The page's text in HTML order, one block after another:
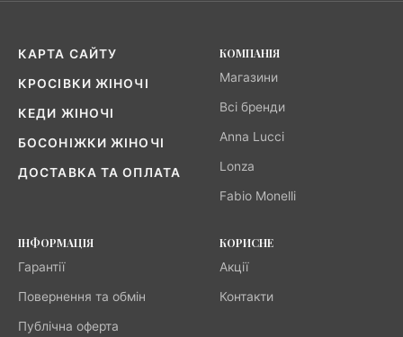
КАРТА САЙТУ
КРОСІВКИ ЖІНОЧІ
КЕДИ ЖІНОЧІ
БОСОНІЖКИ ЖІНОЧІ
ДОСТАВКА ТА ОПЛАТА
КОМПАНІЯ
Магазини
Всі бренди
Anna Lucci
Lonza
Fabio Monelli
ІНФОРМАЦІЯ
Гарантії
Повернення та обмін
Публічна оферта
КОРИСНЕ
Акції
Контакти